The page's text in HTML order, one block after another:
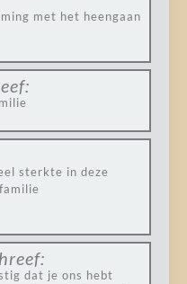
met het heengaan
sterkte in deze
dat je ons hebt